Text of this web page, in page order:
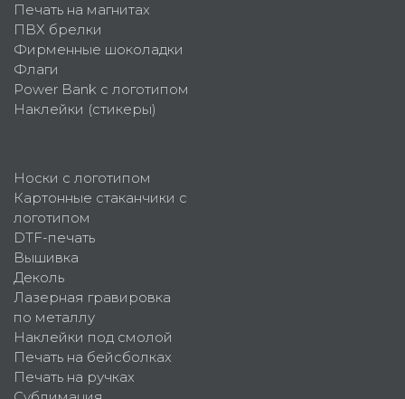
Печать на магнитах
ПВХ брелки
Фирменные шоколадки
Флаги
Power Bank с логотипом
Наклейки (стикеры)
Носки с логотипом
Картонные стаканчики с
логотипом
DTF-печать
Вышивка
Деколь
Лазерная гравировка
по металлу
Наклейки под смолой
Печать на бейсболках
Печать на ручках